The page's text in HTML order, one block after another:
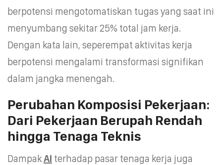
berpotensi mengotomatiskan tugas yang saat ini
menyumbang sekitar 25% total jam kerja.
Dengan kata lain, seperempat aktivitas kerja
berpotensi mengalami transformasi signifikan
dalam jangka menengah.
Perubahan Komposisi Pekerjaan:
Dari Pekerjaan Berupah Rendah
hingga Tenaga Teknis
DampakAI terhadap pasar tenaga kerja juga